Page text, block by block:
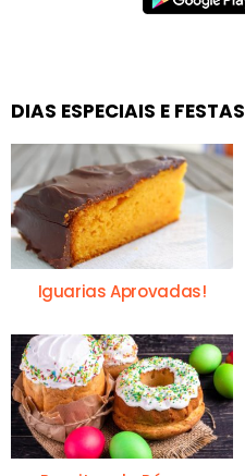
DIAS ESPECIAIS E FESTAS
Iguarias Aprovadas!